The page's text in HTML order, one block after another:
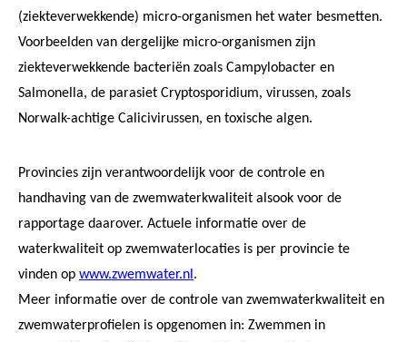
(ziekteverwekkende) micro-organismen het water besmetten.
Voorbeelden van dergelijke micro-organismen zijn
ziekteverwekkende bacteriën zoals Campylobacter en
Salmonella, de parasiet Cryptosporidium, virussen, zoals
Norwalk-achtige Calicivirussen, en toxische algen.
Provincies zijn verantwoordelijk voor de controle en
handhaving van de zwemwaterkwaliteit alsook voor de
rapportage daarover. Actuele informatie over de
waterkwaliteit op zwemwaterlocaties is per provincie te
vinden op www.zwemwater.nl .
Meer informatie over de controle van zwemwaterkwaliteit en
zwemwaterprofielen is opgenomen in: Zwemmen in